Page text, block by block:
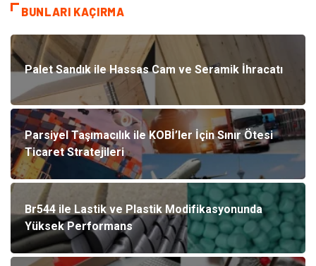
BUNLARI KAÇIRMA
Palet Sandık ile Hassas Cam ve Seramik İhracatı
Parsiyel Taşımacılık ile KOBİ’ler İçin Sınır Ötesi
Ticaret Stratejileri
Br544 ile Lastik ve Plastik Modifikasyonunda
Yüksek Performans